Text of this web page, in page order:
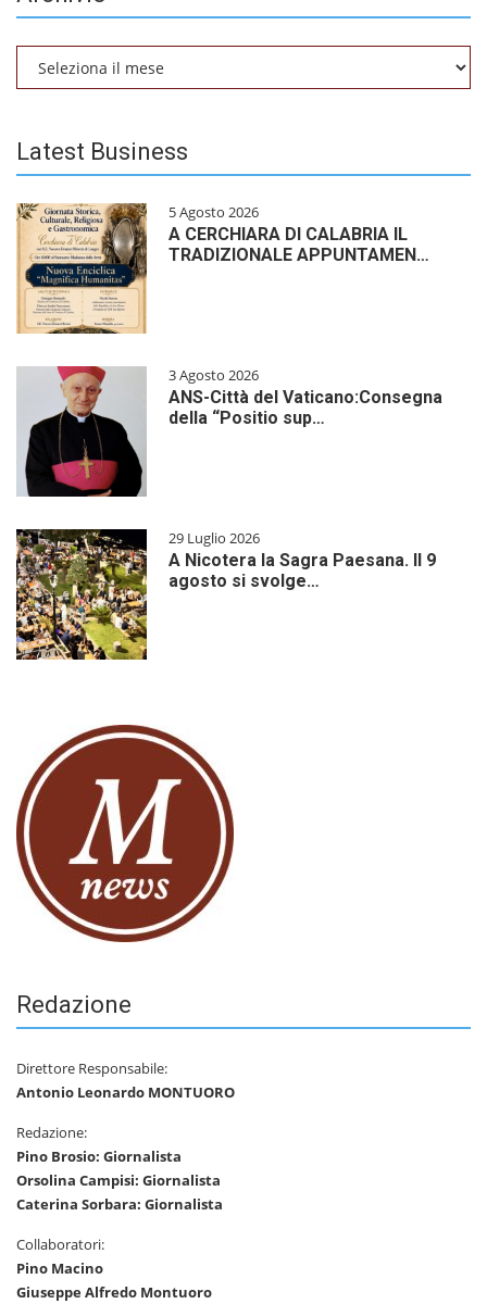
Latest Business
5 Agosto 2026
A CERCHIARA DI CALABRIA IL
TRADIZIONALE APPUNTAMEN…
3 Agosto 2026
ANS-Città del Vaticano:Consegna
della “Positio sup…
29 Luglio 2026
A Nicotera la Sagra Paesana. Il 9
agosto si svolge…
Redazione
Direttore Responsabile:
Antonio Leonardo MONTUORO
Redazione:
Pino Brosio: Giornalista
Orsolina Campisi: Giornalista
Caterina Sorbara: Giornalista
Collaboratori:
Pino Macino
Giuseppe Alfredo Montuoro